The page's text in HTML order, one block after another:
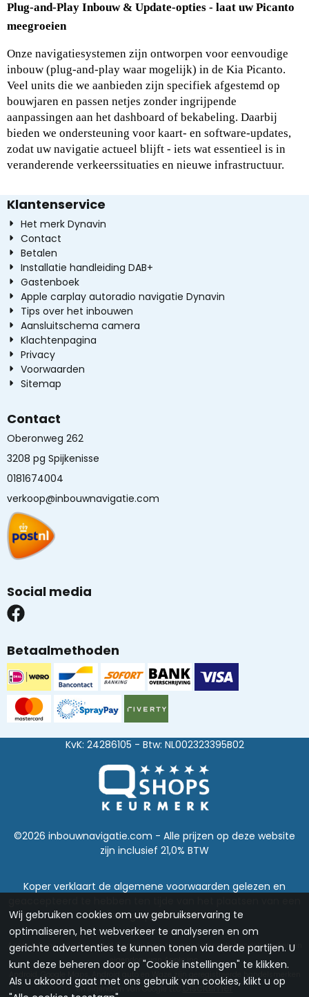
Plug‑and‑Play Inbouw & Update‑opties - laat uw Picanto
meegroeien
Onze navigatiesystemen zijn ontworpen voor eenvoudige
inbouw (plug‑and‑play waar mogelijk) in de Kia Picanto.
Veel units die we aanbieden zijn specifiek afgestemd op
bouwjaren en passen netjes zonder ingrijpende
aanpassingen aan het dashboard of bekabeling. Daarbij
bieden we ondersteuning voor kaart‑ en software‑updates,
zodat uw navigatie actueel blijft - iets wat essentieel is in
veranderende verkeerssituaties en nieuwe infrastructuur.
Klantenservice
Het merk Dynavin
Contact
Betalen
Installatie handleiding DAB+
Gastenboek
Apple carplay autoradio navigatie Dynavin
Tips over het inbouwen
Aansluitschema camera
Klachtenpagina
Privacy
Voorwaarden
Sitemap
Contact
Oberonweg 262
3208 pg Spijkenisse
0181674004
verkoop@inbouwnavigatie.com
Social media
Betaalmethoden
KvK: 24286105 - Btw: NL002323395B02
©2026 inbouwnavigatie.com - Alle prijzen op deze website
zijn inclusief 21,0% BTW
Koper verklaart de algemene voorwaarden gelezen en
bestelling op deze website.
Disclaimer
Apple, Iphone, Carplay en het Carplay logo zijn geregistreerde handelsmerken en
eigendom van Apple inc.
en eigendom van Google LLC. Disclaimer
Wij gebruiken cookies om uw gebruikservaring te
optimaliseren, het webverkeer te analyseren en om
gerichte advertenties te kunnen tonen via derde partijen. U
kunt deze beheren door op "Cookie instellingen" te klikken.
Als u akkoord gaat met ons gebruik van cookies, klikt u op